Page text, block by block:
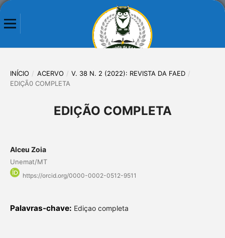
INÍCIO / ACERVO / V. 38 N. 2 (2022): REVISTA DA FAED /
EDIÇÃ0 COMPLETA
EDIÇÃO COMPLETA
Alceu Zoia
Unemat/MT
https://orcid.org/0000-0002-0512-9511
Palavras-chave: Ediçao completa